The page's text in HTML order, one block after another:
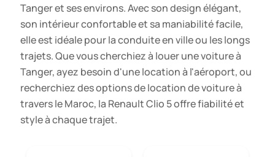
Tanger et ses environs. Avec son design élégant,
son intérieur confortable et sa maniabilité facile,
elle est idéale pour la conduite en ville ou les longs
trajets. Que vous cherchiez à louer une voiture à
Tanger, ayez besoin d'une location à l'aéroport, ou
recherchiez des options de location de voiture à
travers le Maroc, la Renault Clio 5 offre fiabilité et
style à chaque trajet.